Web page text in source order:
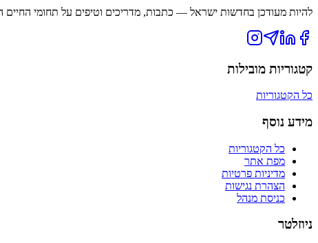
להיות מעודכן בחדשות ישראל — כתבות, מדריכים וטיפים על תחומי החיים
קטגוריות מובילות
כל הקטגוריות
מידע נוסף
כל הקטגוריות
מפת אתר
מדיניות פרטיות
הצהרת נגישות
כניסת מנהל
ניוזלטר